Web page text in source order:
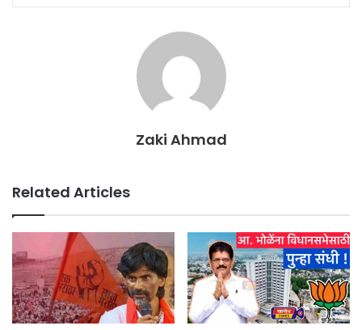
Zaki Ahmad
Related Articles